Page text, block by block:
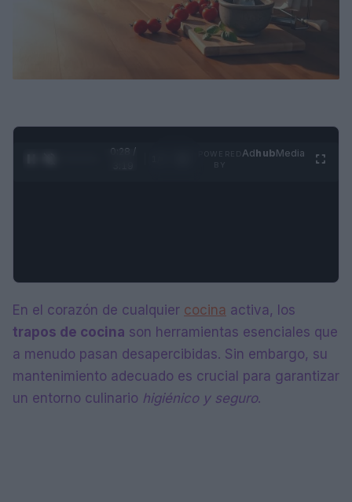
0:28 /
AdhubMedia
En el corazón de cualquier cocina activa, los
trapos de cocina son herramientas esenciales que
a menudo pasan desapercibidas. Sin embargo, su
mantenimiento adecuado es crucial para garantizar
un entorno culinario higiénico y seguro.